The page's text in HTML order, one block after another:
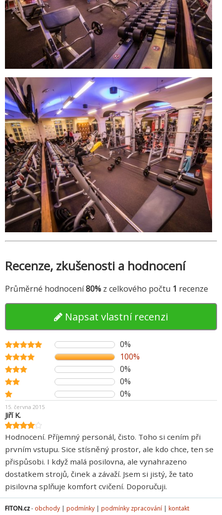
Recenze, zkušenosti a hodnocení
Průměrné hodnocení80% z celkového počtu 1 recenze
Napsat vlastní recenzi
0%
100%
0%
0%
0%
15. června 2015
Jiří K.
Hodnocení. Příjemný personál, čisto. Toho si cením při
prvním vstupu. Sice stísněný prostor, ale kdo chce, ten se
přispůsobi. I když malá posilovna, ale vynahrazeno
dostatkem strojů, činek a závaží. Jsem si jistý, že tato
pisilovna splňuje komfort cvičení. Doporučuji.
FITON.cz- obchody | podmínky | podmínky zpracování | kontakt